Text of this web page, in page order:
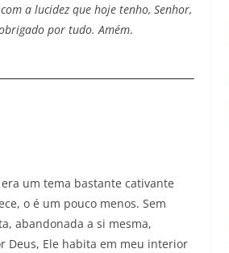
a lucidez que hoje tenho, Senhor,
por tudo. Amém.
um tema bastante cativante
o é um pouco menos. Sem
abandonada a si mesma,
Deus, Ele habita em meu interior